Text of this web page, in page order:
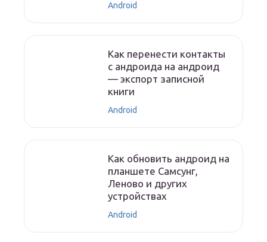
Android
Как перенести контакты
с андроида на андроид
— экспорт записной
книги
Android
Как обновить андроид на
планшете Самсунг,
Леново и других
устройствах
Android